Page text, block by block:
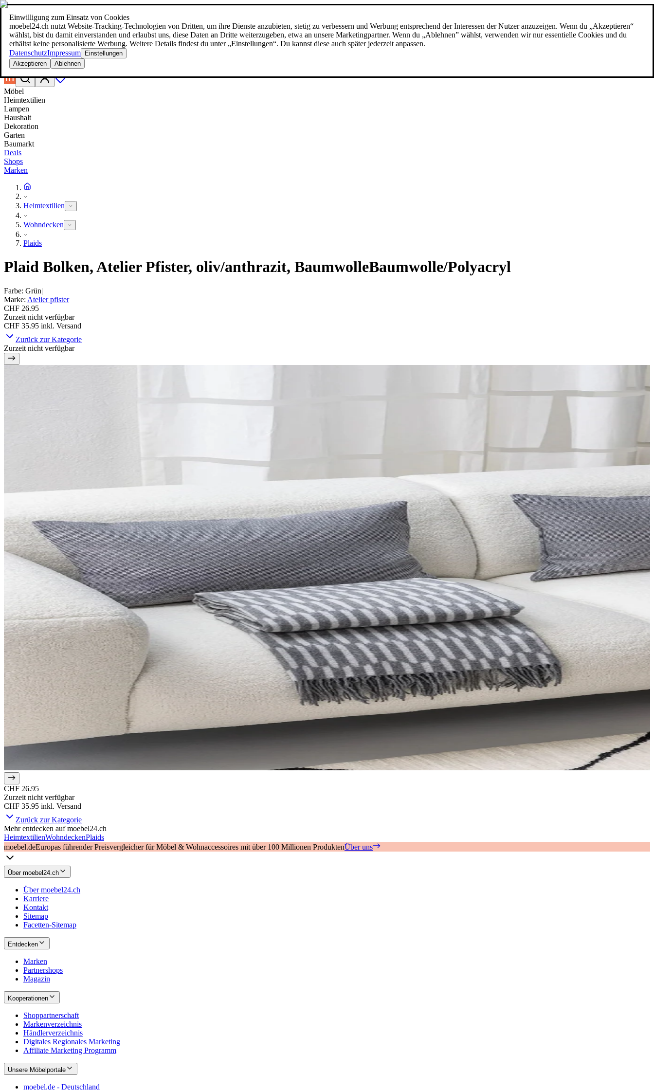
Einwilligung zum Einsatz von Cookies
moebel24.ch nutzt Website-Tracking-Technologien von Dritten, um ihre Dienste anzubieten, stetig zu verbessern und Werbung entsprechend der Interessen der Nutzer anzuzeigen. Wenn du „Akzeptieren“
wählst, bist du damit einverstanden und erlaubst uns, diese Daten an Dritte weiterzugeben, etwa an unsere Marketingpartner. Wenn du „Ablehnen” wählst, verwenden wir nur essentielle Cookies und du
erhältst keine personalisierte Werbung. Weitere Details findest du unter „Einstellungen“. Du kannst diese auch später jederzeit anpassen.
DatenschutzImpressum
Einstellungen
Akzeptieren
Ablehnen
Suche
moebel dir den besten Preis!moebel dir den besten Preis!
Möbel
Heimtextilien
Lampen
Haushalt
Dekoration
Garten
Baumarkt
Deals
Shops
Marken
Heimtextilien
Wohndecken
Plaids
Plaid Bolken, Atelier Pfister, oliv/anthrazit, BaumwolleBaumwolle/Polyacryl
Farbe: Grün|
Marke: Atelier pfister
CHF 26.95
Zurzeit nicht verfügbar
CHF 35.95 inkl. Versand
Zurück zur Kategorie
Zurzeit nicht verfügbar
CHF 26.95
Zurzeit nicht verfügbar
CHF 35.95 inkl. Versand
Zurück zur Kategorie
Mehr entdecken auf moebel24.ch
HeimtextilienWohndeckenPlaids
moebel.deEuropas führender Preisvergleicher für Möbel & Wohnaccessoires mit über 100 Millionen ProduktenÜber uns
Über moebel24.ch
Über moebel24.ch
Karriere
Kontakt
Sitemap
Facetten-Sitemap
Entdecken
Marken
Partnershops
Magazin
Kooperationen
Shoppartnerschaft
Markenverzeichnis
Händlerverzeichnis
Digitales Regionales Marketing
Affiliate Marketing Programm
Unsere Möbelportale
moebel.de - Deutschland